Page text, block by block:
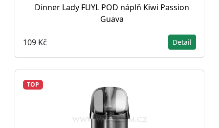
Dinner Lady FUYL POD náplň Kiwi Passion
Guava
109 Kč Detail
TOP